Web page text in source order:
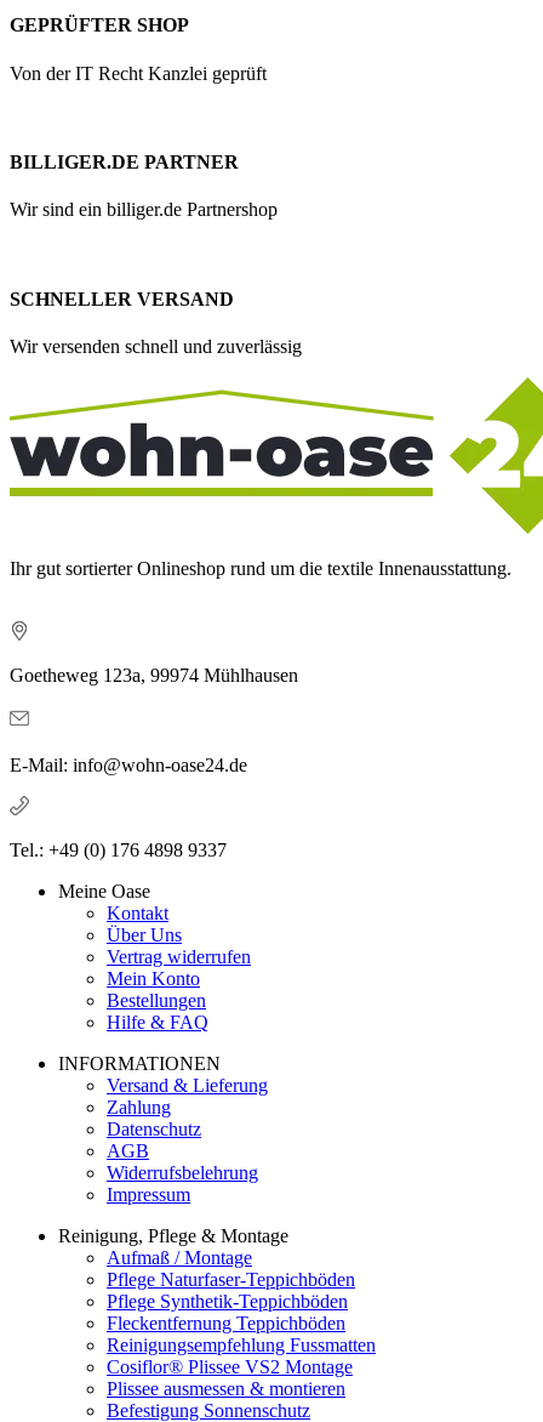
GEPRÜFTER SHOP
Von der IT Recht Kanzlei geprüft
BILLIGER.DE PARTNER
Wir sind ein billiger.de Partnershop
SCHNELLER VERSAND
Wir versenden schnell und zuverlässig
Ihr gut sortierter Onlineshop rund um die textile Innenausstattung.
Goetheweg 123a, 99974 Mühlhausen
E-Mail: info@wohn-oase24.de
Tel.: +49 (0) 176 4898 9337
Meine Oase
Kontakt
Über Uns
Vertrag widerrufen
Mein Konto
Bestellungen
Hilfe & FAQ
INFORMATIONEN
Versand & Lieferung
Zahlung
Datenschutz
AGB
Widerrufsbelehrung
Impressum
Reinigung, Pflege & Montage
Aufmaß / Montage
Pflege Naturfaser-Teppichböden
Pflege Synthetik-Teppichböden
Fleckentfernung Teppichböden
Reinigungsempfehlung Fussmatten
Cosiflor® Plissee VS2 Montage
Plissee ausmessen & montieren
Befestigung Sonnenschutz